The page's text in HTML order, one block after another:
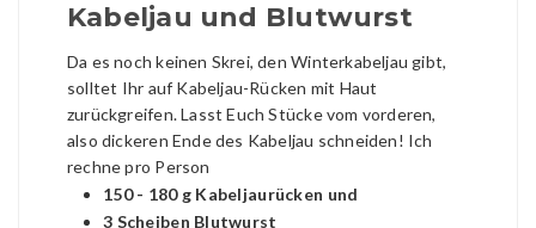
Kabeljau und Blutwurst
Da es noch keinen Skrei, den Winterkabeljau gibt,
solltet Ihr auf Kabeljau-Rücken mit Haut
zurückgreifen. Lasst Euch Stücke vom vorderen,
also dickeren Ende des Kabeljau schneiden! Ich
rechne pro Person
150 - 180 g Kabeljaurücken und
3 Scheiben Blutwurst